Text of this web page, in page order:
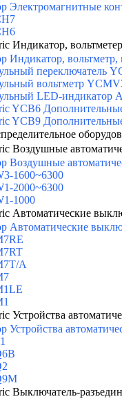
Электромагнитные
Индикатор,
Индикатор,
переключатель
вольтметр
LED-индикатор
YCB6
YCB9
Воздушные
Воздушные
1600~6300
2000~6300
1000
Автоматические
Автоматические
A
Устройства
Устройства
Выключатель-